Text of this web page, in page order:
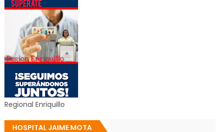
Regional Enriquillo
HOSPITAL JAIME MOTA